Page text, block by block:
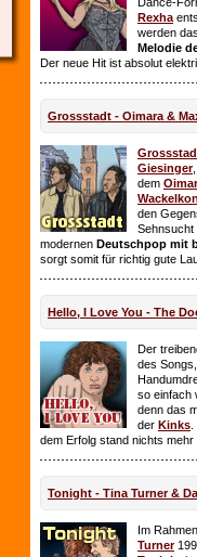
Rexha
werden
Melodie
Der neue Hit ist absolut
Grossstadt - Oimara &
Giesinger
dem
den
Sehnsucht
modernen Deutschpop mit
sorgt somit für richtig gute
Hello, I Love You - The
Der
des
so einfach
denn das
der Kinks
dem Erfolg stand nichts mehr
Tonight - Tina Turner &
Im
Turner